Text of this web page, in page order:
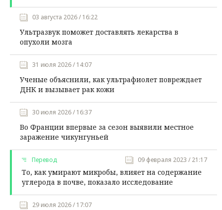
03 августа 2026 / 16:22
Ультразвук поможет доставлять лекарства в
опухоли мозга
31 июля 2026 / 14:07
Ученые объяснили, как ультрафиолет повреждает
ДНК и вызывает рак кожи
30 июля 2026 / 16:37
Во Франции впервые за сезон выявили местное
заражение чикунгуньей
Перевод 09 февраля 2023 / 21:17
То, как умирают микробы, влияет на содержание
углерода в почве, показало исследование
29 июля 2026 / 17:07